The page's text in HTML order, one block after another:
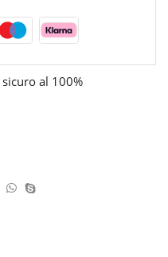
sicuro al 100%